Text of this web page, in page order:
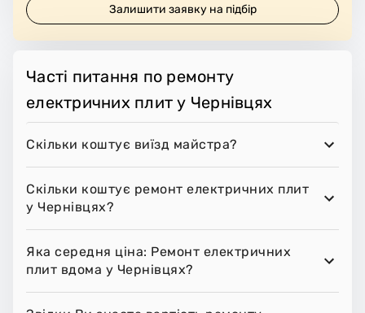
Залишити заявку на підбір
Часті питання по ремонту
електричних плит у Чернівцях
Скільки коштує виїзд майстра?
Скільки коштує ремонт електричних плит
у Чернівцях?
Яка середня ціна: Ремонт електричних
плит вдома у Чернівцях?